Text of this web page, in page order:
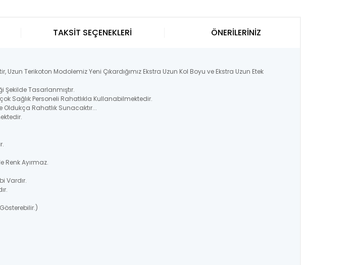
Uzun Terikoton Modolemiz Yeni Çıkardığımız Ekstra Uzun Kol Boyu ve Ekstra Uzun Etek
Şekilde Tasarlanmıştır.
Sağlık Personeli Rahatlıkla Kullanabilmektedir.
Oldukça Rahatlık Sunacaktır...
Renk Ayırmaz.
Vardır.
TAKSİT SEÇENEKLERİ ÖNERİLERİNİZ